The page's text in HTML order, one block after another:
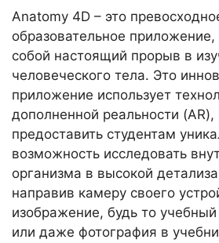
Anatomy 4D – это
образовательное
собой настоящий прорыв в
человеческого тела. Это
приложение использует
дополненной реальности (AR),
предоставить студентам
возможность исследовать
организма в высокой
направив камеру своего
изображение, будь то
или даже фотография в